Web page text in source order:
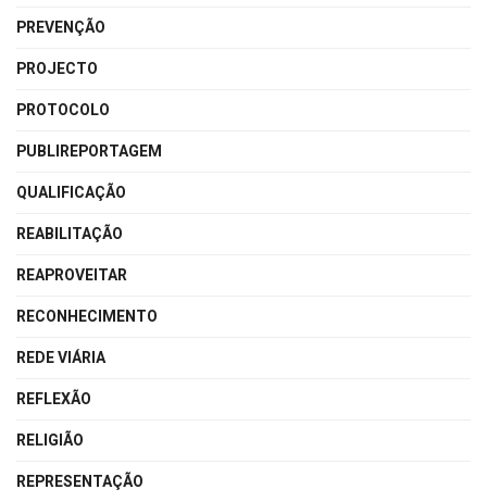
PREVENÇÃO
PROJECTO
PROTOCOLO
PUBLIREPORTAGEM
QUALIFICAÇÃO
REABILITAÇÃO
REAPROVEITAR
RECONHECIMENTO
REDE VIÁRIA
REFLEXÃO
RELIGIÃO
REPRESENTAÇÃO